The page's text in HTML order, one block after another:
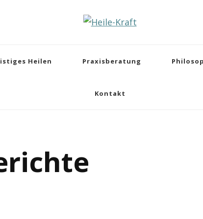
Heilen Praxisberatung
Kontakt